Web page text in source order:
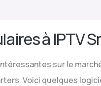
à IPTV
sur le
Voici quelques